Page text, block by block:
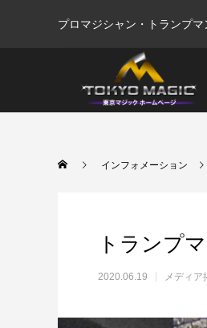
プロマジシャン・トランプマ
インフォメーション
トランプ
2020.06.19 メディア